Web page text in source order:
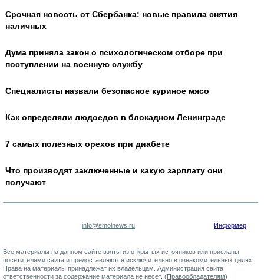
Срочная новость от Сбербанка: новые правила снятия
наличных
Дума приняла закон о психологическом отборе при
поступлении на военную службу
Специалисты назвали безопасное куриное мясо
Как определяли людоедов в блокадном Ленинграде
7 самых полезных орехов при диабете
Что производят заключенные и какую зарплату они
получают
info@smolnews.ru Информер
Все материалы на данном сайте взяты из открытых источников или присланы
посетителями сайта и предоставляются исключительно в ознакомительных целях.
Права на материалы принадлежат их владельцам. Администрация сайта
ответственности за содержание материала не несет. (Правообладателям)